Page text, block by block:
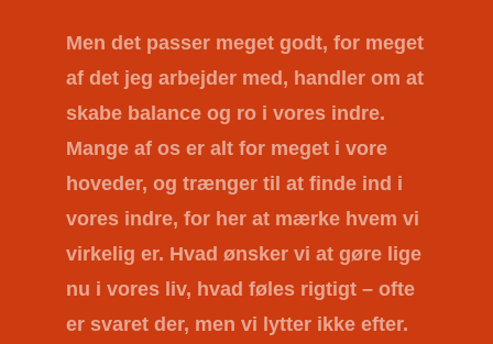
Men det passer meget godt, for meget
af det jeg arbejder med, handler om at
skabe balance og ro i vores indre.
Mange af os er alt for meget i vore
hoveder, og trænger til at finde ind i
vores indre, for her at mærke hvem vi
virkelig er. Hvad ønsker vi at gøre lige
nu i vores liv, hvad føles rigtigt – ofte
er svaret der, men vi lytter ikke efter.